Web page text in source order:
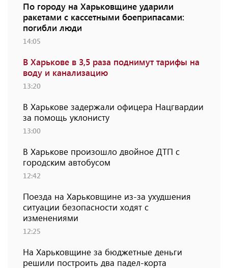
По городу на Харьковщине ударили
ракетами с кассетными боеприпасами:
погибли люди
14:05
В Харькове в 3,5 раза поднимут тарифы на
воду и канализацию
13:20
В Харькове задержали офицера Нацгвардии
за помощь уклонисту
13:00
В Харькове произошло двойное ДТП с
городским автобусом
12:42
Поезда на Харьковщине из-за ухудшения
ситуации безопасности ходят с
изменениями
12:25
На Харьковщине за бюджетные деньги
решили построить два падел-корта